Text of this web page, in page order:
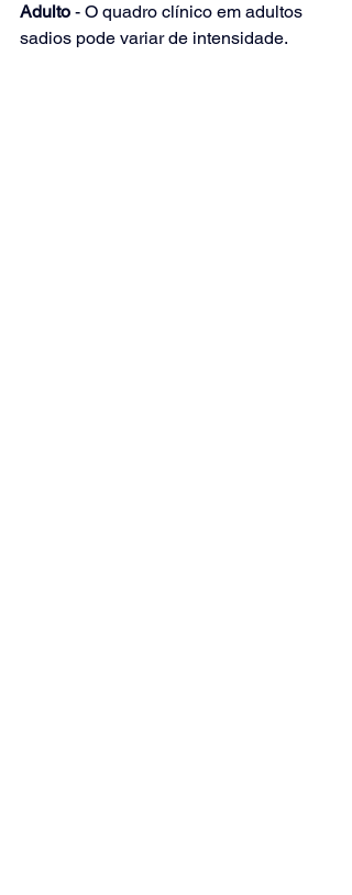
Adulto - O quadro clínico em adultos
sadios pode variar de intensidade.